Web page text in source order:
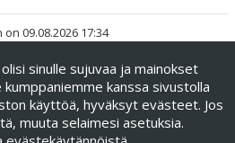
09.08.2026 17:34
phpBB® Forum Software ©
Limited
(lurttinen, harritapio, Pettis)
byPixelGoose Studio
sinulle sujuvaa ja mainokset
kanssa sivustolla
käyttöä, hyväksyt evästeet. Jos
muuta selaimesi asetuksia.